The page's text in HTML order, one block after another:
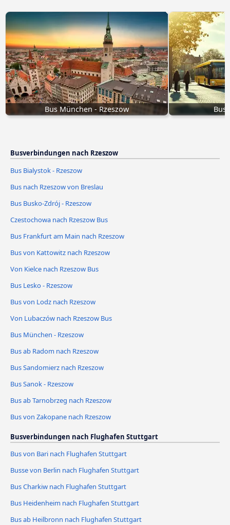
Bus München - Rzeszow Bus
Busverbindungen nach Rzeszow
Bus Bialystok - Rzeszow
Bus nach Rzeszow von Breslau
Bus Busko-Zdrój - Rzeszow
Czestochowa nach Rzeszow Bus
Bus Frankfurt am Main nach Rzeszow
Bus von Kattowitz nach Rzeszow
Von Kielce nach Rzeszow Bus
Bus Lesko - Rzeszow
Bus von Lodz nach Rzeszow
Von Lubaczów nach Rzeszow Bus
Bus München - Rzeszow
Bus ab Radom nach Rzeszow
Bus Sandomierz nach Rzeszow
Bus Sanok - Rzeszow
Bus ab Tarnobrzeg nach Rzeszow
Bus von Zakopane nach Rzeszow
Busverbindungen nach Flughafen Stuttgart
Bus von Bari nach Flughafen Stuttgart
Busse von Berlin nach Flughafen Stuttgart
Bus Charkiw nach Flughafen Stuttgart
Bus Heidenheim nach Flughafen Stuttgart
Bus ab Heilbronn nach Flughafen Stuttgart